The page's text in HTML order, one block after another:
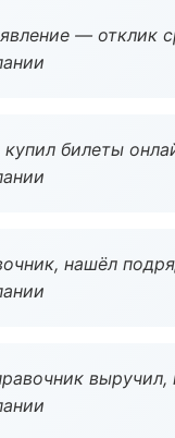
— отклик
билеты
нашёл
выручил,